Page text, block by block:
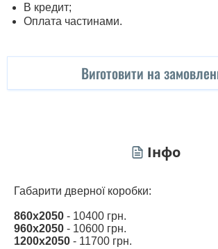
В кредит;
Оплата частинами.
Виготовити на
Інфо
Габарити дверної коробки:
860х2050 - 10400 грн.
960х2050 - 10600 грн.
1200х2050 - 11700 грн.